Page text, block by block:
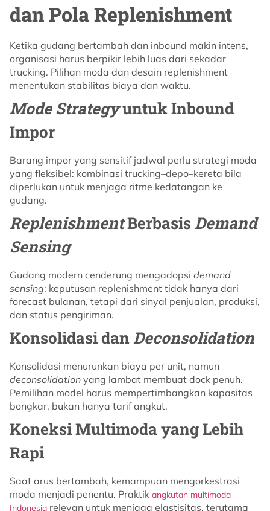
dan Pola Replenishment
Ketika gudang bertambah dan inbound makin intens,
organisasi harus berpikir lebih luas dari sekadar
trucking. Pilihan moda dan desain replenishment
menentukan stabilitas biaya dan waktu.
Mode Strategyuntuk Inbound
Impor
Barang impor yang sensitif jadwal perlu strategi moda
yang fleksibel: kombinasi trucking–depo–kereta bila
diperlukan untuk menjaga ritme kedatangan ke
gudang.
ReplenishmentBerbasis Demand
Sensing
Gudang modern cenderung mengadopsi demand
sensing: keputusan replenishment tidak hanya dari
forecast bulanan, tetapi dari sinyal penjualan, produksi,
dan status pengiriman.
Konsolidasi dan Deconsolidation
Konsolidasi menurunkan biaya per unit, namun
deconsolidation yang lambat membuat dock penuh.
Pemilihan model harus mempertimbangkan kapasitas
bongkar, bukan hanya tarif angkut.
Koneksi Multimoda yang Lebih
Rapi
Saat arus bertambah, kemampuan mengorkestrasi
moda menjadi penentu. Praktik angkutan multimoda
Indonesia relevan untuk menjaga elastisitas, terutama